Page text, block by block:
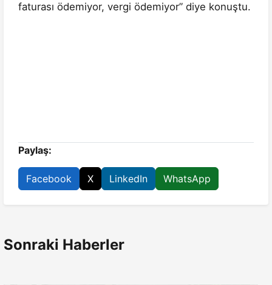
faturası ödemiyor, vergi ödemiyor” diye konuştu.
Paylaş:
Facebook X LinkedIn WhatsApp
Sonraki Haberler